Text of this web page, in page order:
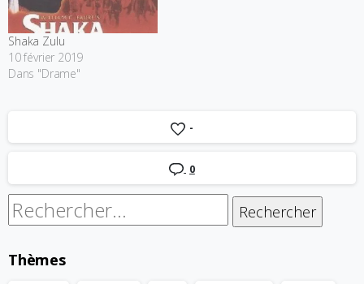
Shaka Zulu
10 février 2019
Dans "Drame"
-
0
Rechercher :
Thèmes